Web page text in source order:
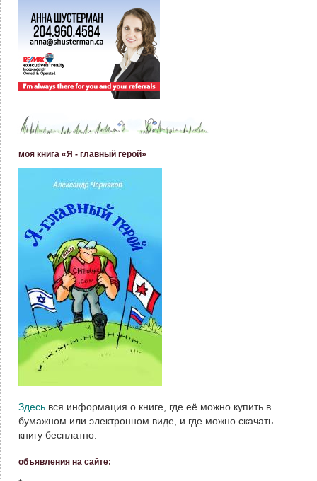
моя книга «Я - главный герой»
Здесь вся информация о книге, где её можно купить в
бумажном или электронном виде, и где можно скачать
книгу бесплатно.
объявления на сайте: